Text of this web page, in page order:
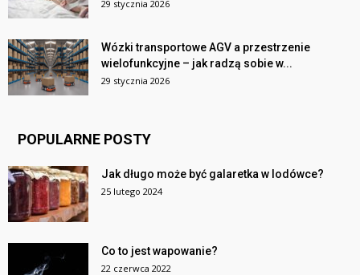
29 stycznia 2026
Wózki transportowe AGV a przestrzenie
wielofunkcyjne – jak radzą sobie w...
29 stycznia 2026
POPULARNE POSTY
Jak długo może być galaretka w lodówce?
25 lutego 2024
Co to jest wapowanie?
22 czerwca 2022